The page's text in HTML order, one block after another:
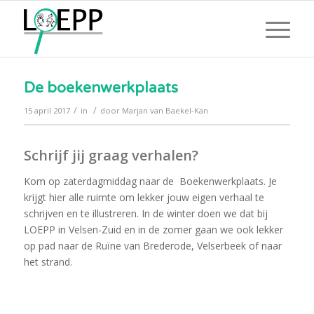
De boekenwerkplaats
15 april 2017 / in / door Marjan van Baekel-Kan
Schrijf jij graag verhalen?
Kom op zaterdagmiddag naar de Boekenwerkplaats. Je
krijgt hier alle ruimte om lekker jouw eigen verhaal te
schrijven en te illustreren. In de winter doen we dat bij
LOEPP in Velsen-Zuid en in de zomer gaan we ook lekker
op pad naar de Ruïne van Brederode, Velserbeek of naar
het strand.